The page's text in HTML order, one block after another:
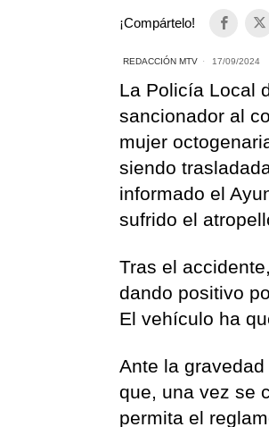
¡Compártelo!
REDACCIÓN MTV 17/09/2024
La Policía Local
sancionador al
mujer
siendo
informado el
sufrido el
Tras el
dando positivo
El vehículo ha
Ante la
que, una vez se
permita el